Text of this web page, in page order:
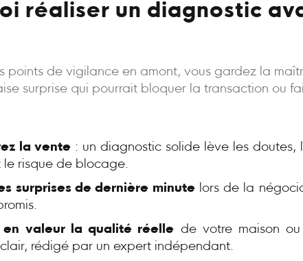
réaliser un diagnostic
points de vigilance en amont, vous gardez la
surprise qui pourrait bloquer la transaction ou
la vente : un diagnostic solide lève les doutes,
le risque de blocage.
surprises de dernière minutelors de la
en valeur la qualité réelle de votre maison
rédigé par un expert indépendant.